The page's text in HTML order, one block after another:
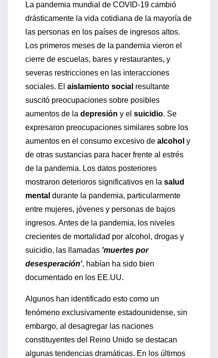
La pandemia mundial de COVID-19 cambió
drásticamente la vida cotidiana de la mayoría de
las personas en los países de ingresos altos.
Los primeros meses de la pandemia vieron el
cierre de escuelas, bares y restaurantes, y
severas restricciones en las interacciones
sociales. El aislamiento social resultante
suscitó preocupaciones sobre posibles
aumentos de la depresión y el suicidio. Se
expresaron preocupaciones similares sobre los
aumentos en el consumo excesivo de alcohol y
de otras sustancias para hacer frente al estrés
de la pandemia. Los datos posteriores
mostraron deterioros significativos en la salud
mental durante la pandemia, particularmente
entre mujeres, jóvenes y personas de bajos
ingresos. Antes de la pandemia, los niveles
crecientes de mortalidad por alcohol, drogas y
suicidio, las llamadas 'muertes por
desesperación', habían ha sido bien
documentado en los EE.UU.
Algunos han identificado esto como un
fenómeno exclusivamente estadounidense, sin
embargo, al desagregar las naciones
constituyentes del Reino Unido se destacan
algunas tendencias dramáticas. En los últimos